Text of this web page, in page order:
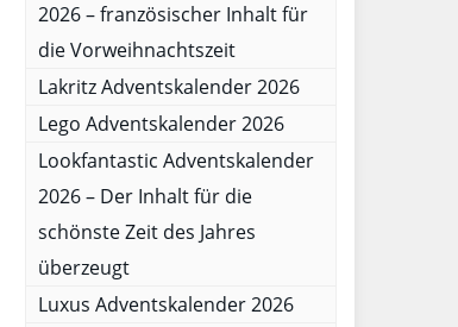
2026 – französischer Inhalt für
die Vorweihnachtszeit
Lakritz Adventskalender 2026
Lego Adventskalender 2026
Lookfantastic Adventskalender
2026 – Der Inhalt für die
schönste Zeit des Jahres
überzeugt
Luxus Adventskalender 2026